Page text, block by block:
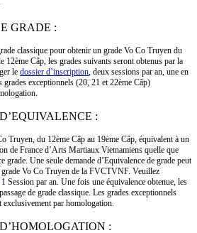
GRADE :
classique pour obtenir un grade Vo Co Truyen du
12ème Câp, les grades suivants seront obtenus par la
le dossier d’inscription , deux sessions par an, une en
grades exceptionnels (20, 21 et 22ème Câp)
:
Truyen, du 12ème Câp au 19ème Câp, équivalent à un
de France d’Arts Martiaux Vietnamiens quelle que
grade. Une seule demande d’Equivalence de grade peut
grade Vo Co Truyen de la FVCTVNF. Veuillez
, 1 Session par an. Une fois une équivalence obtenue, les
de grade classique. Les grades exceptionnels
par homologation.
: